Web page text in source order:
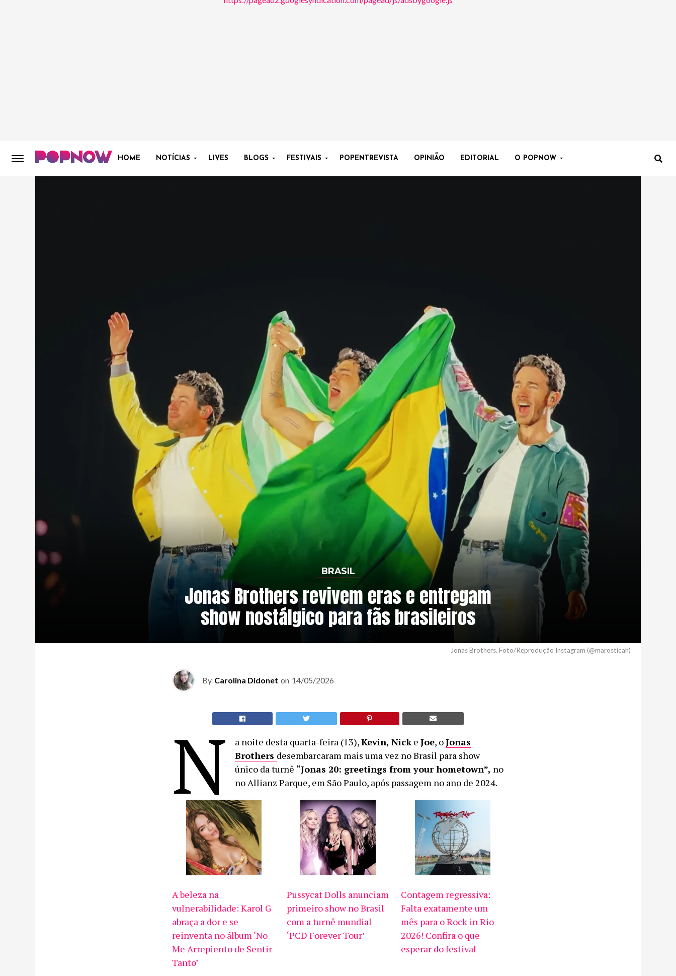
HOME NOTÍCIAS LIVES BLOGS FESTIVAIS POPENTREVISTA OPINIÃO EDITORIAL O POPNOW
BRASIL
Jonas Brothers revivem eras e entregam
show nostálgico para fãs brasileiros
Jonas Brothers. Foto/Reprodução Instagram (@marosticah)
By Carolina Didonet on 14/05/2026
N a noite desta quarta-feira (13),Kevin, NickeJoe, oJonas
Brothers desembarcaram mais uma vez no Brasil para show
único da turnê “Jonas 20: greetings from your hometown”, no
no Allianz Parque, em São Paulo, após passagem no ano de 2024.
A beleza na
vulnerabilidade: Karol G
abraça a dor e se
reinventa no álbum ‘No
Me Arrepiento de Sentir
Tanto’
Pussycat Dolls anunciam
primeiro show no Brasil
com a turnê mundial
‘PCD Forever Tour’
Contagem regressiva:
Falta exatamente um
mês para o Rock in Rio
2026! Confira o que
esperar do festival